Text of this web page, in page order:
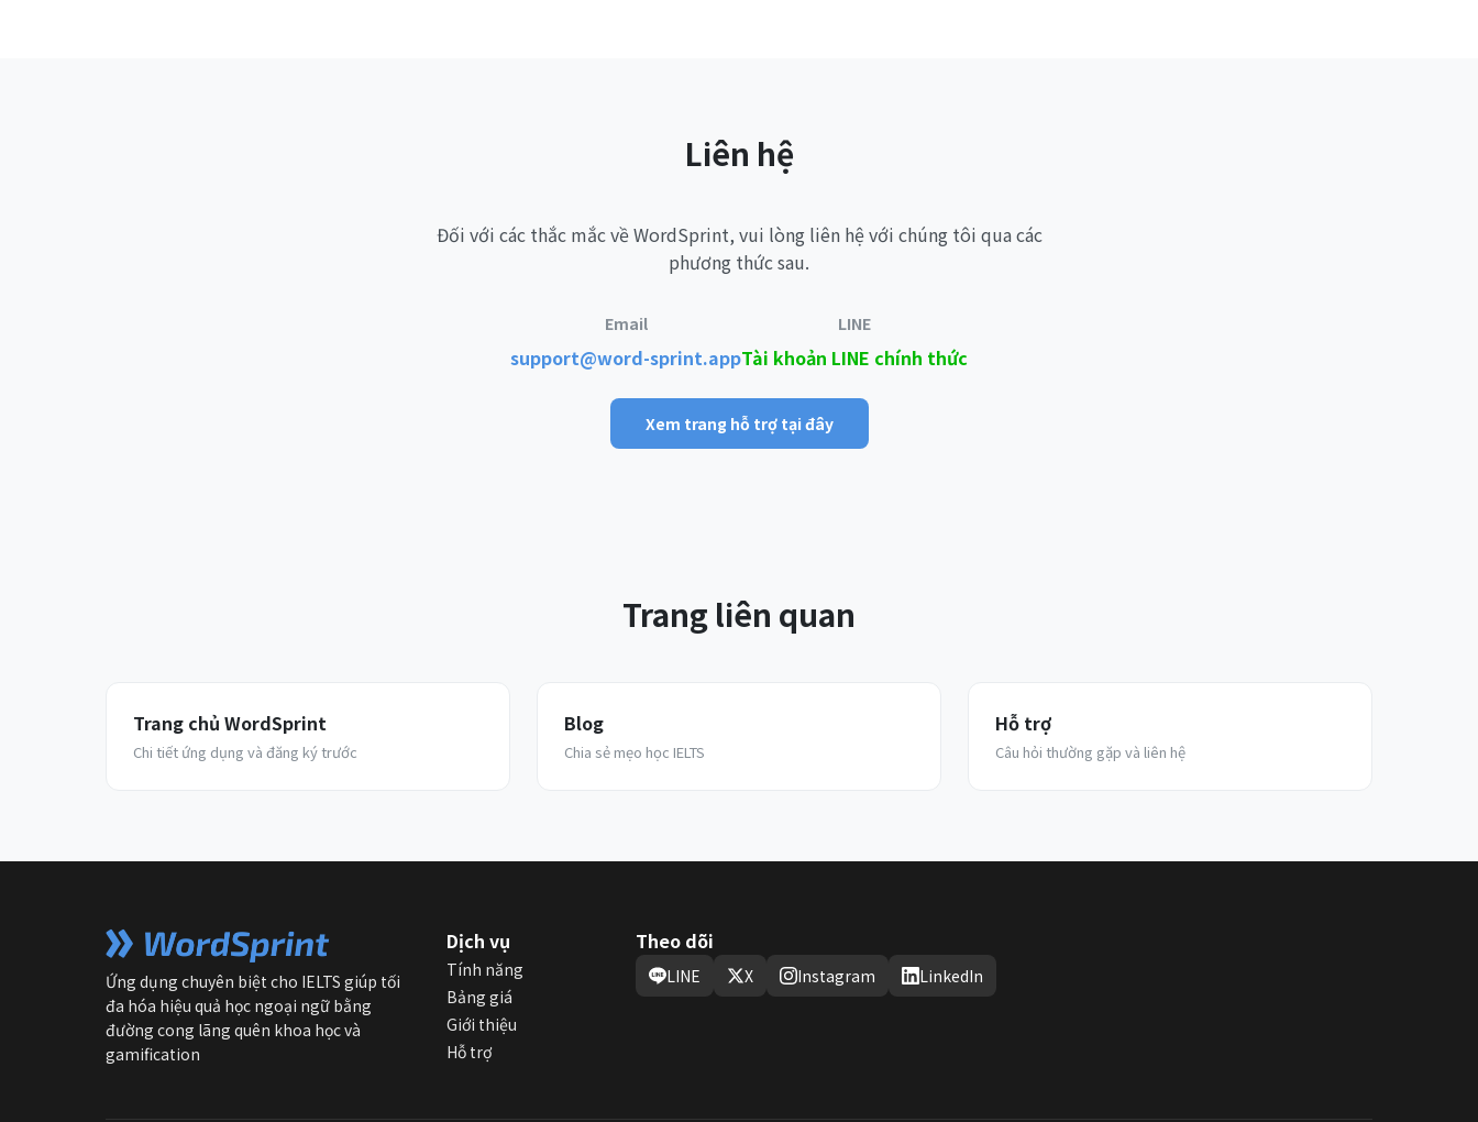
Liên hệ
Đối với các thắc mắc về WordSprint, vui lòng liên hệ với chúng tôi qua các
phương thức sau.
Email
support@word-sprint.app
LINE
Tài khoản LINE chính thức
Xem trang hỗ trợ tại đây
Trang liên quan
Trang chủ WordSprint
Chi tiết ứng dụng và đăng ký trước
Blog
Chia sẻ mẹo học IELTS
Hỗ trợ
Câu hỏi thường gặp và liên hệ
Ứng dụng chuyên biệt cho IELTS giúp tối
đa hóa hiệu quả học ngoại ngữ bằng
đường cong lãng quên khoa học và
gamification
Dịch vụ
Tính năng
Bảng giá
Giới thiệu
Hỗ trợ
Theo dõi
LINE X Instagram LinkedIn